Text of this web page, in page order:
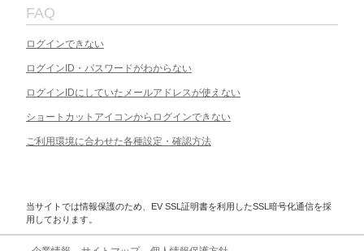
FAQ
ログインできない
ログインID・パスワードがわからない
ログインIDにしていたメールアドレスが使えない
ショートカットアイコンからログインできない
ご利用環境に合わせた各種設定・確認方法
当サイトでは情報保護のため、EV SSL証明書を利用したSSL暗号化通信を採
用しております。